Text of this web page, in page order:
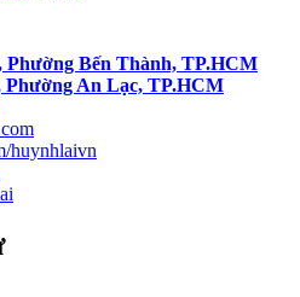
Phường Bến Thành, TP.HCM
Phường An Lạc, TP.HCM
huynhlaivn